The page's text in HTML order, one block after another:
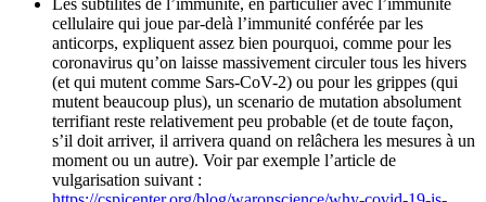
Les subtilités de l’immunité, en particulier avec l’immunité
cellulaire qui joue par-delà l’immunité conférée par les
anticorps, expliquent assez bien pourquoi, comme pour les
coronavirus qu’on laisse massivement circuler tous les hivers
(et qui mutent comme Sars-CoV-2) ou pour les grippes (qui
mutent beaucoup plus), un scenario de mutation absolument
terrifiant reste relativement peu probable (et de toute façon,
s’il doit arriver, il arrivera quand on relâchera les mesures à un
moment ou un autre). Voir par exemple l’article de
vulgarisation suivant :